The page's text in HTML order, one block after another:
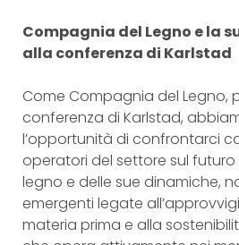
Compagnia del Legno e la
alla conferenza di Karlstad
Come Compagnia del Legno,
conferenza di Karlstad,
l’opportunità di confrontarci
operatori del settore sul
legno e delle sue dinamiche,
emergenti legate
materia prima e alla